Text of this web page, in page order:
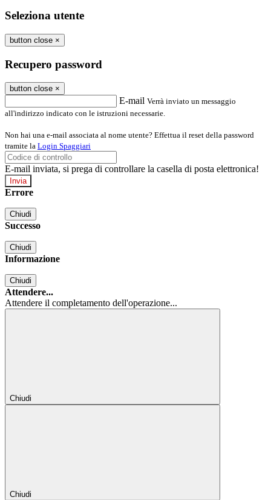
Seleziona utente
button close ×
Recupero password
button close ×
E-mail Verrà inviato un messaggio
all'indirizzo indicato con le istruzioni necessarie.
Non hai una e-mail associata al nome utente? Effettua il reset della password
tramite la Login Spaggiari
E-mail inviata, si prega di controllare la casella di posta elettronica!
Errore
Chiudi
Successo
Chiudi
Informazione
Chiudi
Attendere...
Attendere il completamento dell'operazione...
Chiudi
Chiudi